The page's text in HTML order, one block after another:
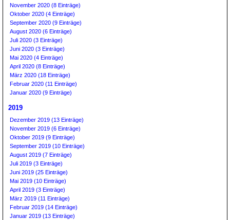
November 2020 (8 Einträge)
Oktober 2020 (4 Einträge)
September 2020 (9 Einträge)
August 2020 (6 Einträge)
Juli 2020 (3 Einträge)
Juni 2020 (3 Einträge)
Mai 2020 (4 Einträge)
April 2020 (8 Einträge)
März 2020 (18 Einträge)
Februar 2020 (11 Einträge)
Januar 2020 (9 Einträge)
2019
Dezember 2019 (13 Einträge)
November 2019 (6 Einträge)
Oktober 2019 (9 Einträge)
September 2019 (10 Einträge)
August 2019 (7 Einträge)
Juli 2019 (3 Einträge)
Juni 2019 (25 Einträge)
Mai 2019 (10 Einträge)
April 2019 (3 Einträge)
März 2019 (11 Einträge)
Februar 2019 (14 Einträge)
Januar 2019 (13 Einträge)